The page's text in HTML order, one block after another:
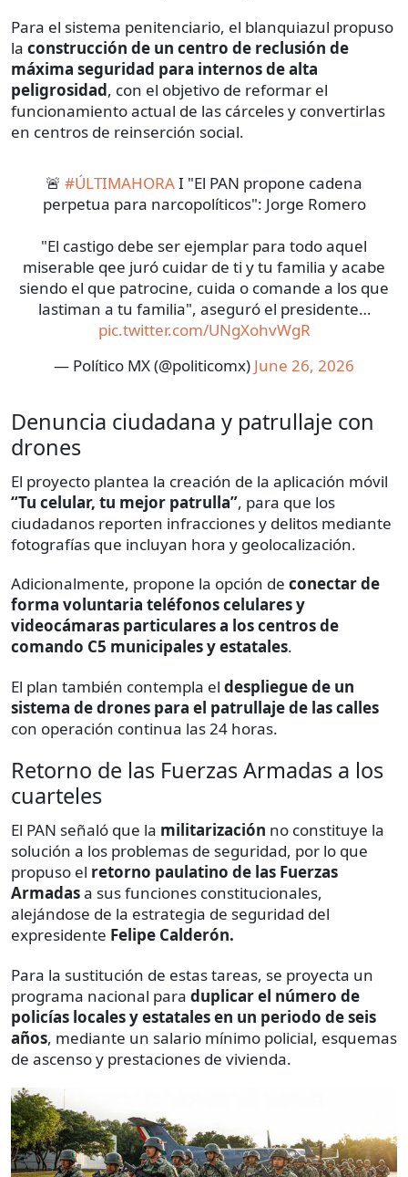
Para el sistema penitenciario, el blanquiazul propuso
la construcción de un centro de reclusión de
máxima seguridad para internos de alta
peligrosidad, con el objetivo de reformar el
funcionamiento actual de las cárceles y convertirlas
en centros de reinserción social.
🚨 #ÚLTIMAHORAI "El PAN propone cadena
perpetua para narcopolíticos": Jorge Romero
"El castigo debe ser ejemplar para todo aquel
miserable qee juró cuidar de ti y tu familia y acabe
siendo el que patrocine, cuida o comande a los que
lastiman a tu familia", aseguró el presidente…
pic.twitter.com/UNgXohvWgR
— Político MX (@politicomx) June 26, 2026
Denuncia ciudadana y patrullaje con
drones
El proyecto plantea la creación de la aplicación móvil
“Tu celular, tu mejor patrulla”, para que los
ciudadanos reporten infracciones y delitos mediante
fotografías que incluyan hora y geolocalización.
Adicionalmente, propone la opción de conectar de
forma voluntaria teléfonos celulares y
videocámaras particulares a los centros de
comando C5 municipales y estatales.
El plan también contempla el despliegue de un
sistema de drones para el patrullaje de las calles
con operación continua las 24 horas.
Retorno de las Fuerzas Armadas a los
cuarteles
El PAN señaló que la militarización no constituye la
solución a los problemas de seguridad, por lo que
propuso el retorno paulatino de las Fuerzas
Armadasa sus funciones constitucionales,
alejándose de la estrategia de seguridad del
expresidente Felipe Calderón.
Para la sustitución de estas tareas, se proyecta un
programa nacional para duplicar el número de
policías locales y estatales en un periodo de seis
años, mediante un salario mínimo policial, esquemas
de ascenso y prestaciones de vivienda.